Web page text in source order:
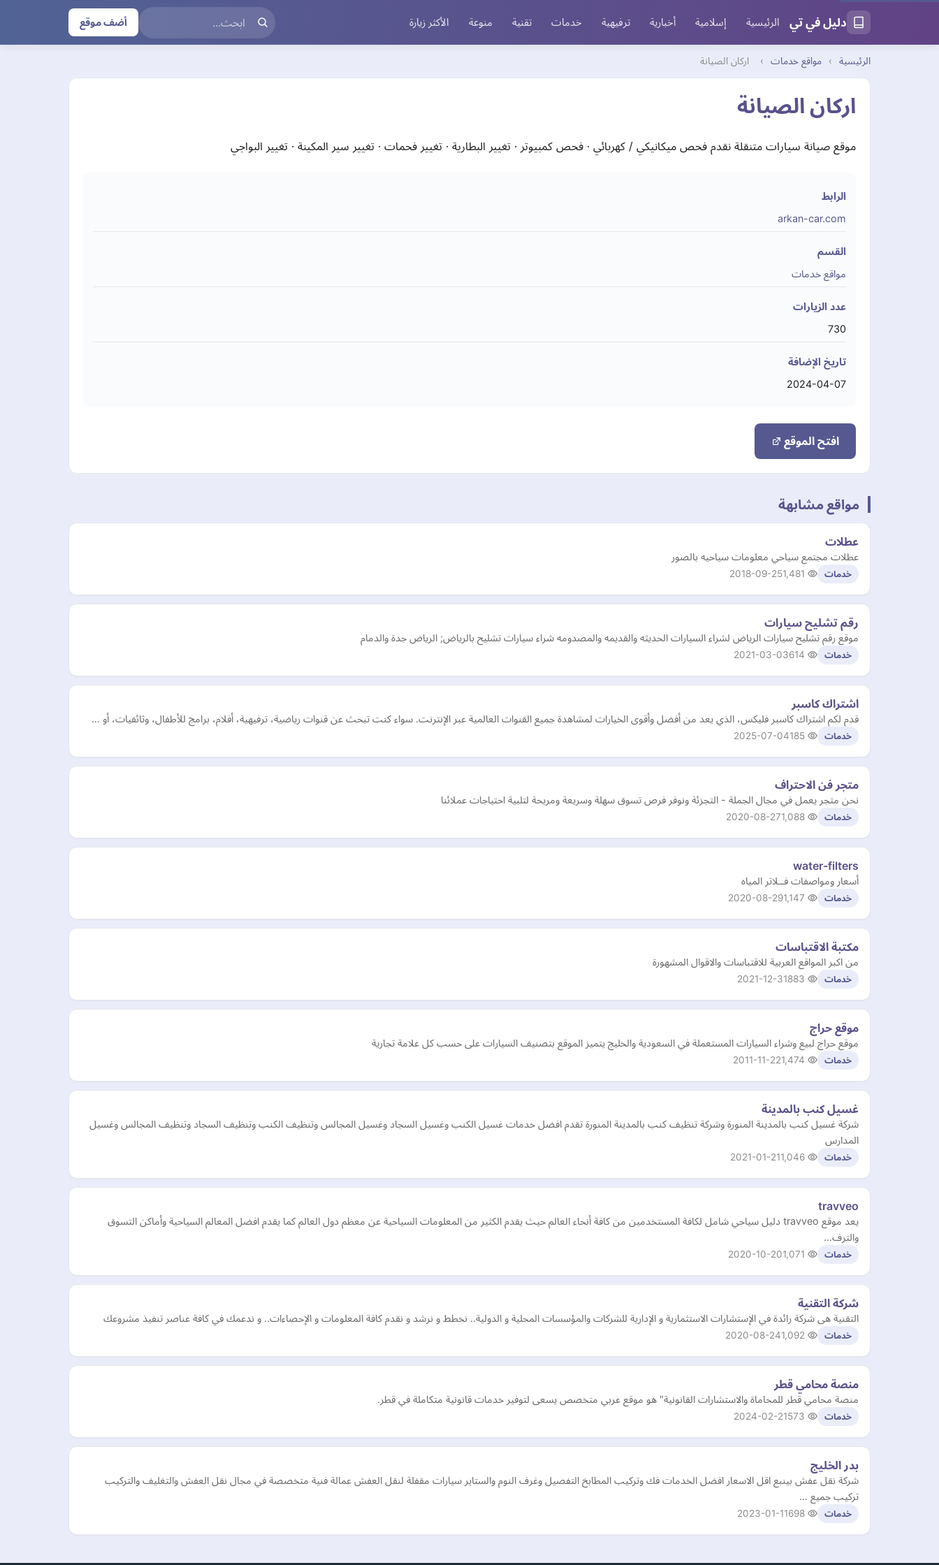
دليل في تي الرئيسية إسلامية أخبارية ترفيهية خدمات تقنية منوعة الأكثر زيارة أضف موقع
الرئيسية › مواقع خدمات › اركان الصيانة
اركان الصيانة
موقع صيانة سيارات متنقلة نقدم فحص ميكانيكي / كهربائي · فحص كمبيوتر · تغيير البطارية · تغيير فحمات · تغيير سير المكينة · تغيير البواجي
الرابط
arkan-car.com
القسم
مواقع خدمات
عدد الزيارات
730
تاريخ الإضافة
2024-04-07
افتح الموقع
مواقع مشابهة
عطلات
عطلات مجتمع سياحي معلومات سياحيه بالصور
خدمات 2018-09-25
رقم تشليح سيارات
موقع رقم تشليح سيارات الرياض لشراء السيارات الحديثه والقديمه والمصدومه شراء سيارات تشليح بالرياض; الرياض جدة والدمام
خدمات 2021-03-03
اشتراك كاسبر
قدم لكم اشتراك كاسبر فليكس، الذي يعد من أفضل وأقوى الخيارات لمشاهدة جميع القنوات العالمية عبر الإنترنت. سواء كنت تبحث عن قنوات رياضية، ترفيهية، أفلام، برامج للأطفال، وثائقيات، أو …
خدمات 2025-07-04
متجر فن الاحتراف
نحن متجر يعمل في مجال الجملة - التجزئة ونوفر فرص تسوق سهلة وسريعة ومريحة لتلبية احتياجات عملائنا
خدمات 2020-08-27
water-filters
أسعار ومواصفات فــلاتر المياه
خدمات 2020-08-29
مكتبة الاقتباسات
من اكبر المواقع العربية للاقتباسات والاقوال المشهورة
خدمات 2021-12-31
موقع حراج
موقع حراج لبيع وشراء السيارات المستعملة في السعودية والخليج يتميز الموقع بتصنيف السيارات على حسب كل علامة تجارية
خدمات 2011-11-22
غسيل كنب بالمدينة
شركة غسيل كنب بالمدينة المنورة وشركة تنظيف كنب بالمدينة المنورة تقدم افضل خدمات غسيل الكنب وغسيل السجاد وغسيل المجالس وتنظيف الكنب وتنظيف السجاد وتنظيف المجالس وغسيل
المدارس
خدمات 2021-01-21
travveo
يعد موقع travveo دليل سياحي شامل لكافة المستخدمين من كافة أنحاء العالم حيث يقدم الكثير من المعلومات السياحية عن معظم دول العالم كما يقدم افضل المعالم السياحية وأماكن التسوق
والترف…
خدمات 2020-10-20
شركة التقنية
التقنية هى شركة رائدة في الإستشارات الاستثمارية و الإدارية للشركات والمؤسسات المحلية و الدولية.. نخطط و نرشد و نقدم كافة المعلومات و الإحصاءات.. و ندعمك في كافة عناصر تنفيذ مشروعك
خدمات 2020-08-24
منصة محامي قطر
منصة محامي قطر للمحاماة والاستشارات القانونية" هو موقع عربي متخصص يسعى لتوفير خدمات قانونية متكاملة في قطر.
خدمات 2024-02-21
بدر الخليج
شركة نقل عفش بينبع اقل الاسعار افضل الخدمات فك وتركيب المطابخ التفصيل وغرف النوم والستاير سيارات مقفلة لنقل العفش عمالة فنية متخصصة في مجال نقل العفش والتغليف والتركيب
تركيب جميع …
خدمات 2023-01-11